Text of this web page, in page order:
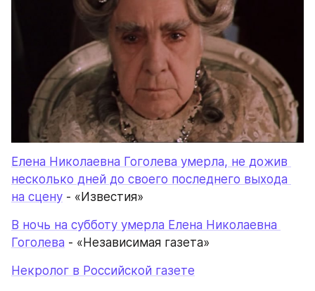
Елена Николаевна Гоголева умерла, не дожив
несколько дней до своего последнего выхода
на сцену - «Известия»
В ночь на субботу умерла Елена Николаевна
Гоголева - «Независимая газета»
Некролог в Российской газете